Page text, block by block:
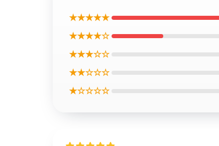
★★★★★
★★★★☆
★★★☆☆
★★☆☆☆
★☆☆☆☆